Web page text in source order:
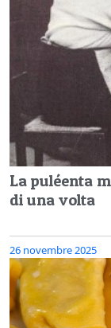
La puléenta
di una volta
26 novembre 2025